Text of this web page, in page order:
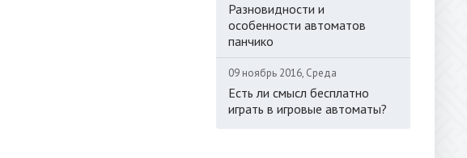
Разновидности и
особенности автоматов
панчико
09 ноябрь 2016, Среда
Есть ли смысл бесплатно
играть в игровые автоматы?